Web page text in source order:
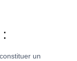
un